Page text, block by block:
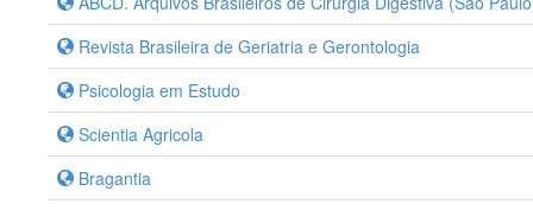
Revista Brasileira de Geriatria e Gerontologia
Psicologia em Estudo
Scientia Agricola
Bragantia